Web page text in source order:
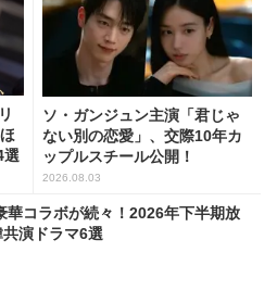
選
ソ・ガンジュン主演「君じゃ
ない別の恋愛」、交際10年カ
ップルスチール公開！
2026.08.03
華コラボが続々！2026年下半期放
演ドラマ6選